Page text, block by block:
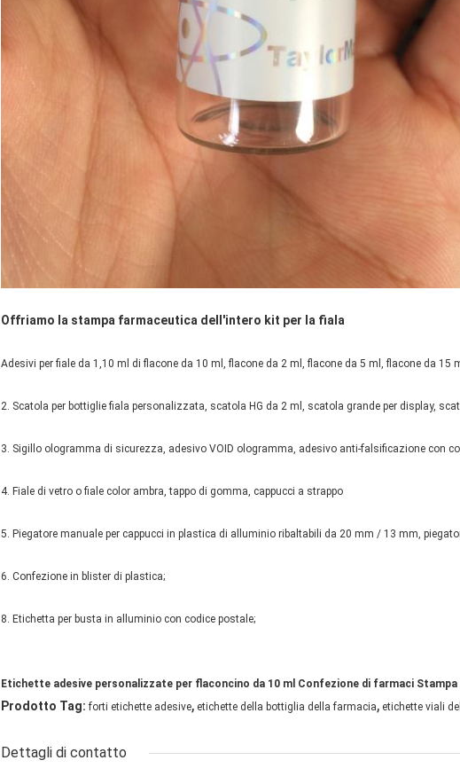
Offriamo la stampa farmaceutica dell'intero kit per la fiala
Adesivi per fiale da 1,10 ml di flacone da 10 ml, flacone da 2 ml, flacone da 5 ml, flacone da 15
2. Scatola per bottiglie fiala personalizzata, scatola HG da 2 ml, scatola grande per display,
3. Sigillo ologramma di sicurezza, adesivo VOID ologramma, adesivo anti-falsificazione con
4. Fiale di vetro o fiale color ambra, tappo di gomma, cappucci a strappo
5. Piegatore manuale per cappucci in plastica di alluminio ribaltabili da 20 mm / 13 mm,
6. Confezione in blister di plastica;
8. Etichetta per busta in alluminio con codice postale;
Etichette adesive personalizzate per flaconcino da 10 ml Confezione di farmaci
Prodotto Tag: forti etichette adesive, etichette della bottiglia della farmacia, etichette viali
Dettagli di contatto